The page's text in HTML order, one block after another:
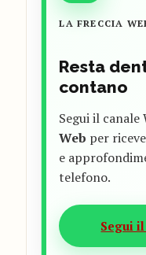
LA FRECCIA
Resta
contano
Segui il
Web per
e
telefono.
Segui